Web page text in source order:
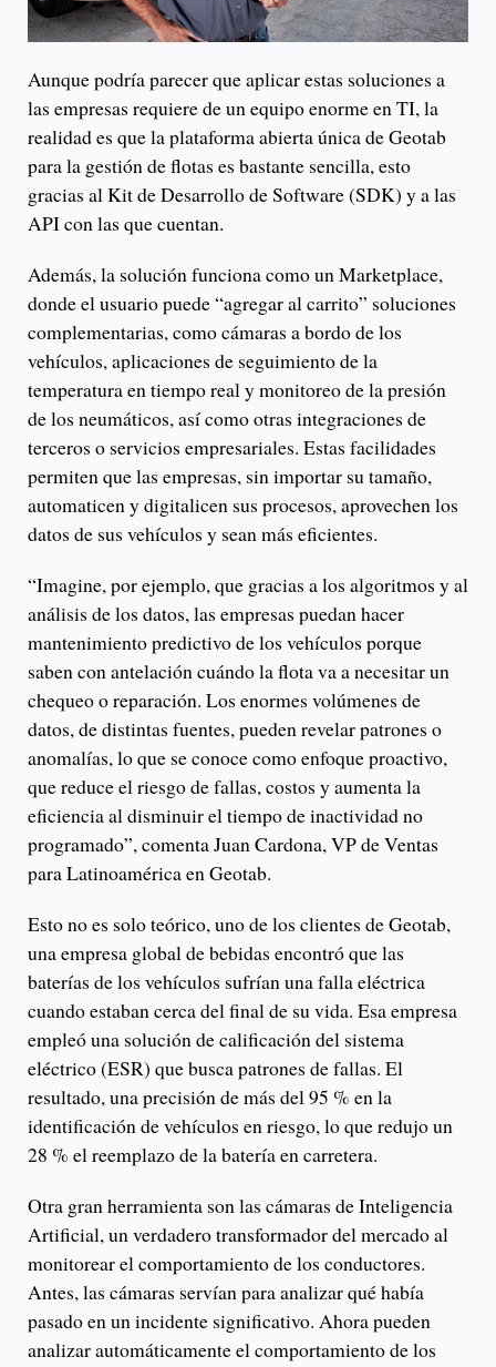
Aunque podría parecer que aplicar estas soluciones a
las empresas requiere de un equipo enorme en TI, la
realidad es que la plataforma abierta única de Geotab
para la gestión de flotas es bastante sencilla, esto
gracias al Kit de Desarrollo de Software (SDK) y a las
API con las que cuentan.
Además, la solución funciona como un Marketplace,
donde el usuario puede “agregar al carrito” soluciones
complementarias, como cámaras a bordo de los
vehículos, aplicaciones de seguimiento de la
temperatura en tiempo real y monitoreo de la presión
de los neumáticos, así como otras integraciones de
terceros o servicios empresariales. Estas facilidades
permiten que las empresas, sin importar su tamaño,
automaticen y digitalicen sus procesos, aprovechen los
datos de sus vehículos y sean más eficientes.
“Imagine, por ejemplo, que gracias a los algoritmos y al
análisis de los datos, las empresas puedan hacer
mantenimiento predictivo de los vehículos porque
saben con antelación cuándo la flota va a necesitar un
chequeo o reparación. Los enormes volúmenes de
datos, de distintas fuentes, pueden revelar patrones o
anomalías, lo que se conoce como enfoque proactivo,
que reduce el riesgo de fallas, costos y aumenta la
eficiencia al disminuir el tiempo de inactividad no
programado”, comenta Juan Cardona, VP de Ventas
para Latinoamérica en Geotab.
Esto no es solo teórico, uno de los clientes de Geotab,
una empresa global de bebidas encontró que las
baterías de los vehículos sufrían una falla eléctrica
cuando estaban cerca del final de su vida. Esa empresa
empleó una solución de calificación del sistema
eléctrico (ESR) que busca patrones de fallas. El
resultado, una precisión de más del 95 % en la
identificación de vehículos en riesgo, lo que redujo un
28 % el reemplazo de la batería en carretera.
Otra gran herramienta son las cámaras de Inteligencia
Artificial, un verdadero transformador del mercado al
monitorear el comportamiento de los conductores.
Antes, las cámaras servían para analizar qué había
pasado en un incidente significativo. Ahora pueden
analizar automáticamente el comportamiento de los